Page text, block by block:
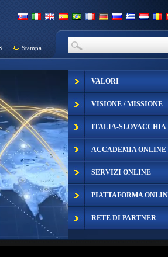
VALORI
VISIONE / MISSIONE
ITALIA-SLOVACCHIA
ACCADEMIA ONLINE
SERVIZI ONLINE
PIATTAFORMA
RETE DI PARTNER
Stampa